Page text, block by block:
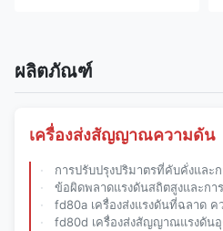
ผลิตภัณฑ์
เครื่องส่งสัญญาณความดัน
การปรับปรุงปริมาตรที่คับคั่งและการปรับตัวต่อสภาพแวดล้อมที่ยากลําบาก? เครื่องตรวจจั
ข้อผิดพลาดแรงดันสถิตสูงและการดริฟท์? เซ็นเซอร์
fd80a เครื่องส่งแรงดันที่ฉลาด ความแม่นยําสูง การ
fd80d เครื่องส่งสัญญาณแรงดันอุตสาหกรรมขนาดกะทัดรัด